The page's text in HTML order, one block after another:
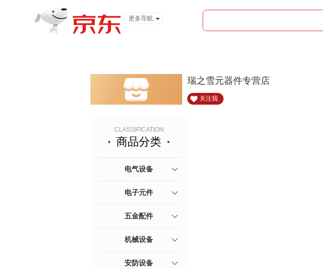
更多导航
瑞之雪元器件专营店
关注我
CLASSIFICATION
商品分类
电气设备
电子元件
五金配件
机械设备
安防设备